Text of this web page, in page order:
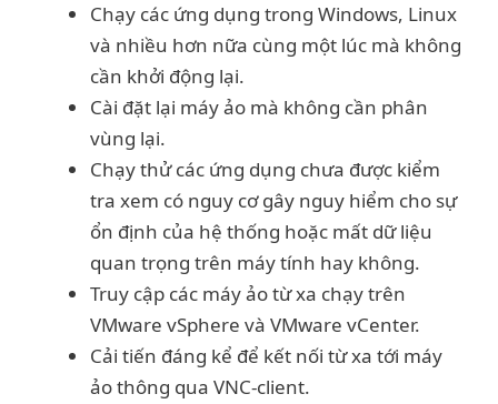
Chạy các ứng dụng trong Windows, Linux
và nhiều hơn nữa cùng một lúc mà không
cần khởi động lại.
Cài đặt lại máy ảo mà không cần phân
vùng lại.
Chạy thử các ứng dụng chưa được kiểm
tra xem có nguy cơ gây nguy hiểm cho sự
ổn định của hệ thống hoặc mất dữ liệu
quan trọng trên máy tính hay không.
Truy cập các máy ảo từ xa chạy trên
VMware vSphere và VMware vCenter.
Cải tiến đáng kể để kết nối từ xa tới máy
ảo thông qua VNC-client.